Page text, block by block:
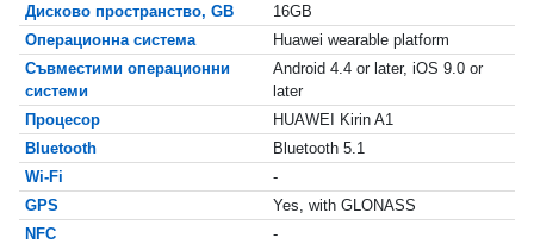
Дисково пространство, GB
16GB
Операционна система
Huawei wearable platform
Съвместими операционни
системи
Android 4.4 or later, iOS 9.0 or
later
Процесор
HUAWEI Kirin A1
Bluetooth
Bluetooth 5.1
Wi-Fi
-
GPS
Yes, with GLONASS
NFC
-